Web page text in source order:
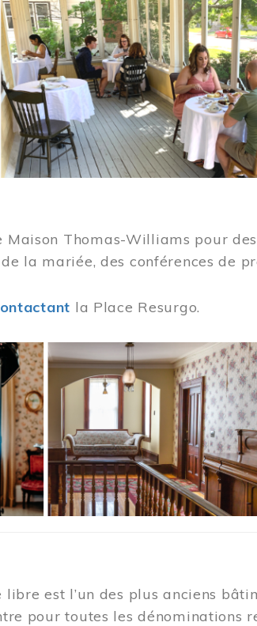
Thomas-Williams pour
la mariée, des conférences de
la Place Resurgo.
est l’un des plus anciens
pour toutes les dénominations